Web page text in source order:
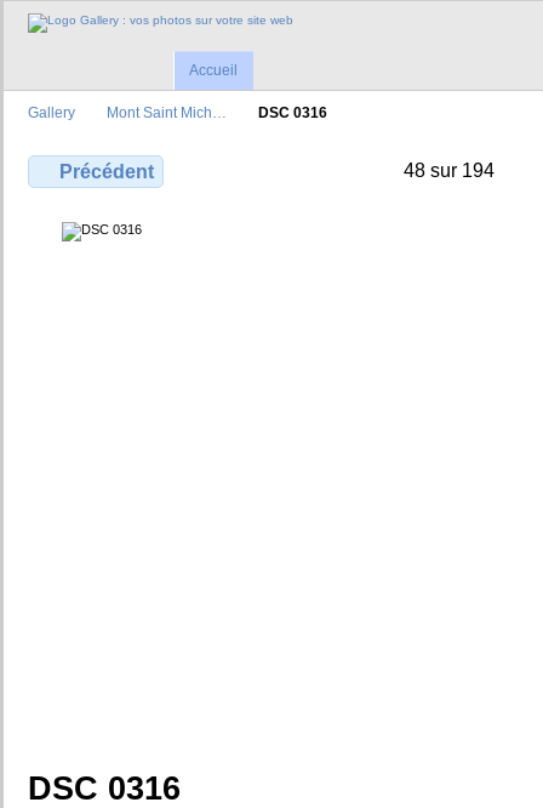
Accueil
Gallery Mont Saint Mich… DSC 0316
Précédent 48 sur 194
DSC 0316